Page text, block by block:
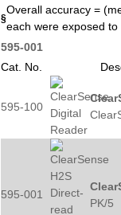
§
Overall accuracy =
each were exposed
595-001
Cat. No.
595-100
595-001
PK/5